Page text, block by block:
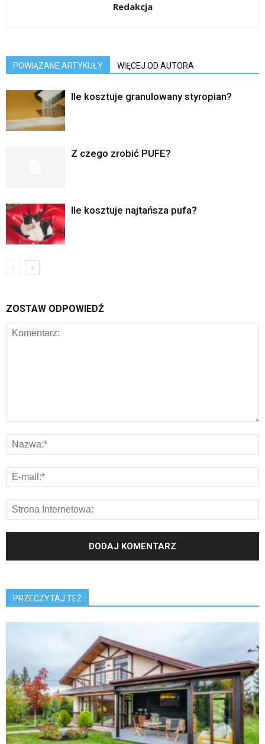
Redakcja
POWIĄZANE ARTYKUŁY WIĘCEJ OD AUTORA
Ile kosztuje granulowany styropian?
Z czego zrobić PUFE?
Ile kosztuje najtańsza pufa?
ZOSTAW ODPOWIEDŹ
PRZECZYTAJ TEŻ